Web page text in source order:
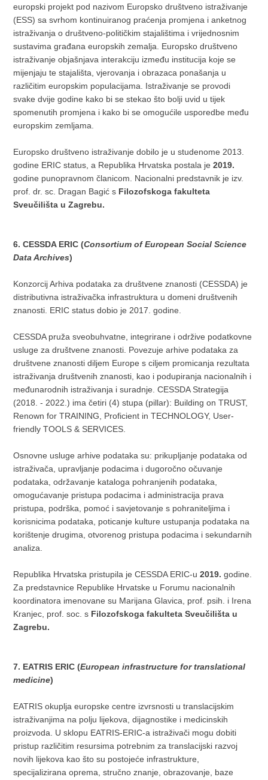
europski projekt pod nazivom Europsko društveno istraživanje
(ESS) sa svrhom kontinuiranog praćenja promjena i anketnog
istraživanja o društveno-političkim stajalištima i vrijednosnim
sustavima građana europskih zemalja. Europsko društveno
istraživanje objašnjava interakciju između institucija koje se
mijenjaju te stajališta, vjerovanja i obrazaca ponašanja u
različitim europskim populacijama. Istraživanje se provodi
svake dvije godine kako bi se stekao što bolji uvid u tijek
spomenutih promjena i kako bi se omogućile usporedbe među
europskim zemljama.
Europsko društveno istraživanje dobilo je u studenome 2013.
godine ERIC status, a Republika Hrvatska postala je2019.
godine punopravnom članicom. Nacionalni predstavnik je izv.
prof. dr. sc. Dragan Bagić s Filozofskoga fakulteta
Sveučilišta u Zagrebu.
6. CESSDA ERIC (Consortium of European Social Science
Data Archives)
Konzorcij Arhiva podataka za društvene znanosti (CESSDA) je
distributivna istraživačka infrastruktura u domeni društvenih
znanosti. ERIC status dobio je 2017. godine.
CESSDA pruža sveobuhvatne, integrirane i održive podatkovne
usluge za društvene znanosti. Povezuje arhive podataka za
društvene znanosti diljem Europe s ciljem promicanja rezultata
istraživanja društvenih znanosti, kao i podupiranja nacionalnih i
međunarodnih istraživanja i suradnje. CESSDA Strategija
(2018. - 2022.) ima četiri (4) stupa (pillar): Building on TRUST,
Renown for TRAINING, Proficient in TECHNOLOGY, User-
friendly TOOLS & SERVICES.
Osnovne usluge arhive podataka su: prikupljanje podataka od
istraživača, upravljanje podacima i dugoročno očuvanje
podataka, održavanje kataloga pohranjenih podataka,
omogućavanje pristupa podacima i administracija prava
pristupa, podrška, pomoć i savjetovanje s pohraniteljima i
korisnicima podataka, poticanje kulture ustupanja podataka na
korištenje drugima, otvorenog pristupa podacima i sekundarnih
analiza.
Republika Hrvatska pristupila je CESSDA ERIC-u2019. godine.
Za predstavnice Republike Hrvatske u Forumu nacionalnih
koordinatora imenovane su Marijana Glavica, prof. psih. i Irena
Kranjec, prof. soc. s Filozofskoga fakulteta Sveučilišta u
Zagrebu.
7. EATRIS ERIC (European infrastructure for translational
medicine)
EATRIS okuplja europske centre izvrsnosti u translacijskim
istraživanjima na polju lijekova, dijagnostike i medicinskih
proizvoda. U sklopu EATRIS-ERIC-a istraživači mogu dobiti
pristup različitim resursima potrebnim za translacijski razvoj
novih lijekova kao što su postojeće infrastrukture,
specijalizirana oprema, stručno znanje, obrazovanje, baze